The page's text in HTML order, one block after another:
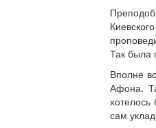
Так была
Вполне
Афона.
сам